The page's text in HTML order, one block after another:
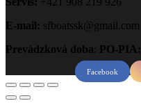
E-mail: sfboatssk@gmail.com
Prevádzková doba: PO-PIA:
Facebook